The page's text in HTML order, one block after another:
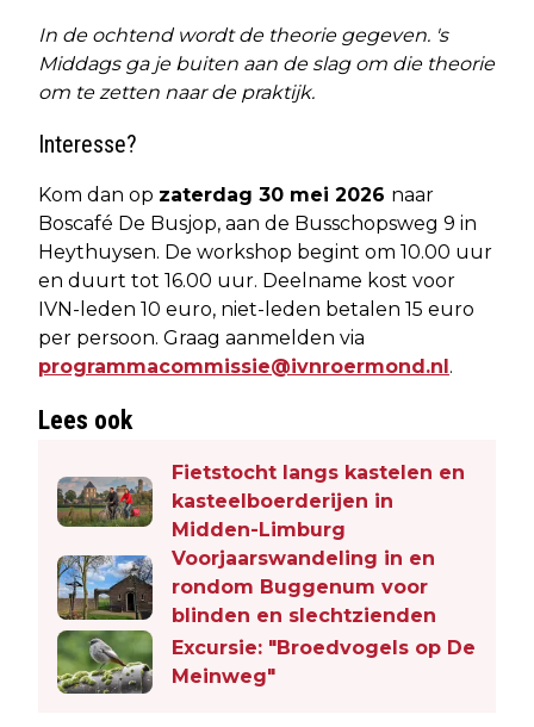
In de ochtend wordt de theorie gegeven. 's
Middags ga je buiten aan de slag om die theorie
om te zetten naar de praktijk.
Interesse?
Kom dan op zaterdag 30 mei 2026 naar
Boscafé De Busjop, aan de Busschopsweg 9 in
Heythuysen. De workshop begint om 10.00 uur
en duurt tot 16.00 uur. Deelname kost voor
IVN-leden 10 euro, niet-leden betalen 15 euro
per persoon. Graag aanmelden via
programmacommissie@ivnroermond.nl.
Lees ook
Fietstocht langs kastelen en
kasteelboerderijen in
Midden-Limburg
Voorjaarswandeling in en
rondom Buggenum voor
blinden en slechtzienden
Excursie: "Broedvogels op De
Meinweg"